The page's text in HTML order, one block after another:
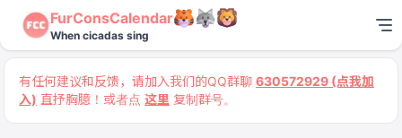
FurConsCalendar
When cicadas sing
有任何建议和反馈，请加入我们的QQ群聊 630572929 (点我加
入) 直抒胸臆！或者点 这里 复制群号。